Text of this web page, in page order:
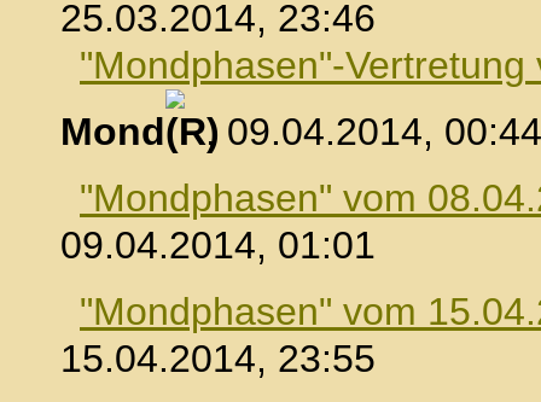
25.03.2014, 23:46
"Mondphasen"-
Mond
, 09.04.2014, 00:44
"Mondphasen" vom
09.04.2014, 01:01
"Mondphasen" vom
15.04.2014, 23:55